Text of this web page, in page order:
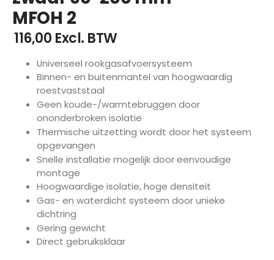
van
de
afbeeldingen-
MFOH 2
€ 116,00 Excl. BTW
Universeel rookgasafvoersysteem
Binnen- en buitenmantel van hoogwaardig
roestvaststaal
Geen koude-/warmtebruggen door
ononderbroken isolatie
Thermische uitzetting wordt door het systeem
opgevangen
Snelle installatie mogelijk door eenvoudige
montage
Hoogwaardige isolatie, hoge densiteit
Gas- en waterdicht systeem door unieke
dichtring
Gering gewicht
Direct gebruiksklaar